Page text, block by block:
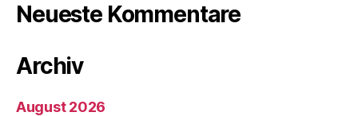
Neueste Kommentare
Archiv
August 2026